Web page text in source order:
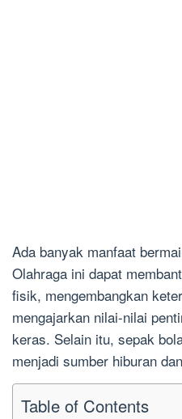
Ada banyak manfaat
Olahraga ini dapat
fisik, mengembangkan
mengajarkan nilai-nilai
keras. Selain itu, sepak
menjadi sumber hiburan
Table of Contents